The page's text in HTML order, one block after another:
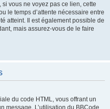
vous ne voyez pas ce lien, cette
le temps d’attente nécessaire entre
atteint. Il est également possible de
mais assurez-vous de le faire
du code HTML, vous offrant un
message. L’utilisation du BBCode